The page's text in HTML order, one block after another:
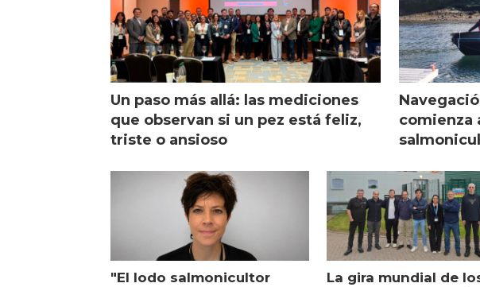
Un paso más allá: las mediciones
que observan si un pez está feliz,
triste o ansioso
comienza
"El lodo salmonicultor
La gira mundial de